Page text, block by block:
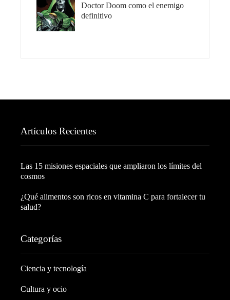
Doctor Doom como el enemigo
definitivo
Artículos Recientes
Las 15 misiones espaciales que ampliaron los límites del
cosmos
¿Qué alimentos son ricos en vitamina C para fortalecer tu
salud?
Categorías
Ciencia y tecnología
Cultura y ocio